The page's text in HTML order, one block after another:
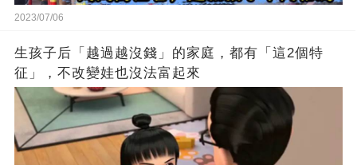
2023/07/06
生孩子后「越過越沒錢」的家庭，都有「這2個特
征」，不改變娃也沒法富起來